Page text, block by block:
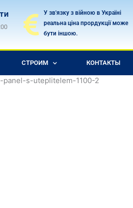
У зв'язку з війною в Україні
реальна ціна прордукції може
бути іншою.
СТРОИМ КОНТАКТЫ
panel-s-uteplitelem-1100-2